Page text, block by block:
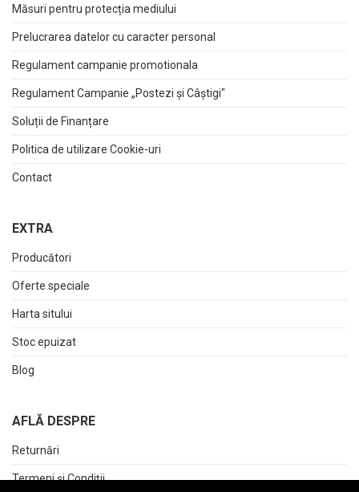
Măsuri pentru protecția mediului
Prelucrarea datelor cu caracter personal
Regulament campanie promotionala
Regulament Campanie „Postezi și Câștigi"
Soluții de Finanțare
Politica de utilizare Cookie-uri
Contact
EXTRA
Producători
Oferte speciale
Harta sitului
Stoc epuizat
Blog
AFLĂ DESPRE
Returnări
Termeni și Condiții